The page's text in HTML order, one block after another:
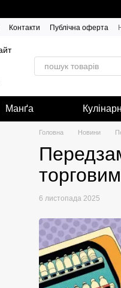
Контакти Публічна оферта
Манґа
Головна Новини
6 листопада 2025